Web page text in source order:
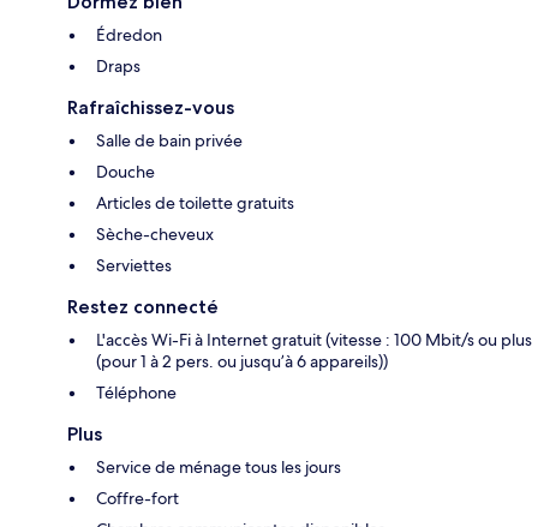
Édredon
Draps
Rafraîchissez-vous
Salle de bain privée
Douche
Articles de toilette gratuits
Sèche-cheveux
Serviettes
Restez connecté
L'accès Wi-Fi à Internet gratuit (vitesse : 100 Mbit/s ou plus
(pour 1 à 2 pers. ou jusqu’à 6 appareils))
Téléphone
Plus
Service de ménage tous les jours
Coffre-fort